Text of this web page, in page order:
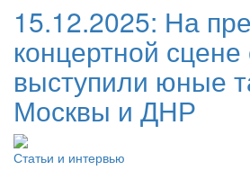
15.12.2025: На
концертной
выступили юные
Москвы и ДНР
Статьи и интервью